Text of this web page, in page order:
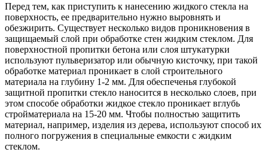
Перед тем, как приступить к нанесению жидкого стекла на
поверхность, ее предварительно нужно выровнять и
обезжирить. Существует несколько видов проникновения в
защищаемый слой при обработке стен жидким стеклом. Для
поверхностной пропитки бетона или слоя штукатурки
используют пульверизатор или обычную кисточку, при такой
обработке материал проникает в слой строительного
материала на глубину 1-2 мм. Для обеспеченья глубокой
защитной пропитки стекло наносится в несколько слоев, при
этом способе обработки жидкое стекло проникает вглубь
стройматериала на 15-20 мм. Чтобы полностью защитить
материал, например, изделия из дерева, используют способ их
полного погружения в специальные емкости с жидким
стеклом.